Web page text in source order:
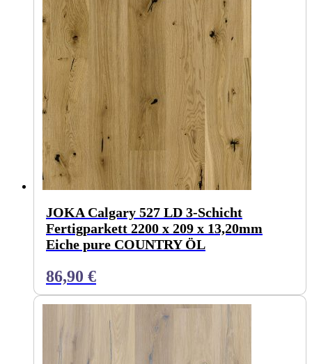
JOKA Calgary 527 LD 3-Schicht
Fertigparkett 2200 x 209 x 13,20mm
Eiche pure COUNTRY ÖL
86,90 €